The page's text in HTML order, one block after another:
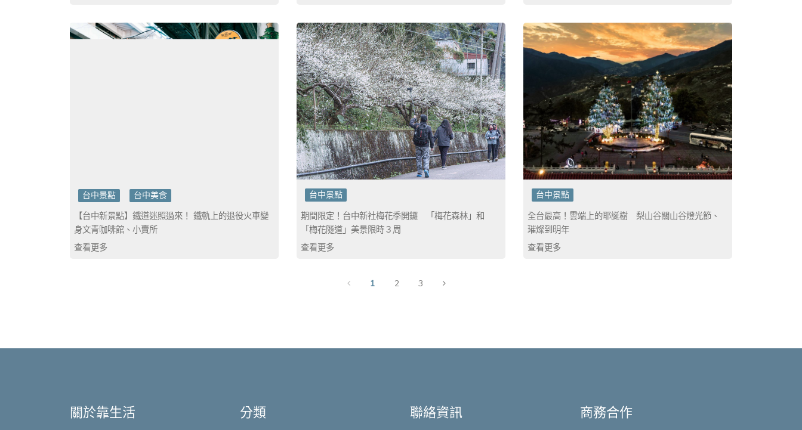
台中景點 台中美食
【台中新景點】鐵道迷照過來！ 鐵軌上的退役火車變
身文青咖啡館、小賣所
查看更多
台中景點
期間限定！台中新社梅花季開鑼 「梅花森林」和
「梅花隧道」美景限時３周
查看更多
台中景點
全台最高！雲端上的耶誕樹 梨山谷關山谷燈光節、
璀燦到明年
查看更多
1 2 3
關於靠生活 分類 聯絡資訊 商務合作